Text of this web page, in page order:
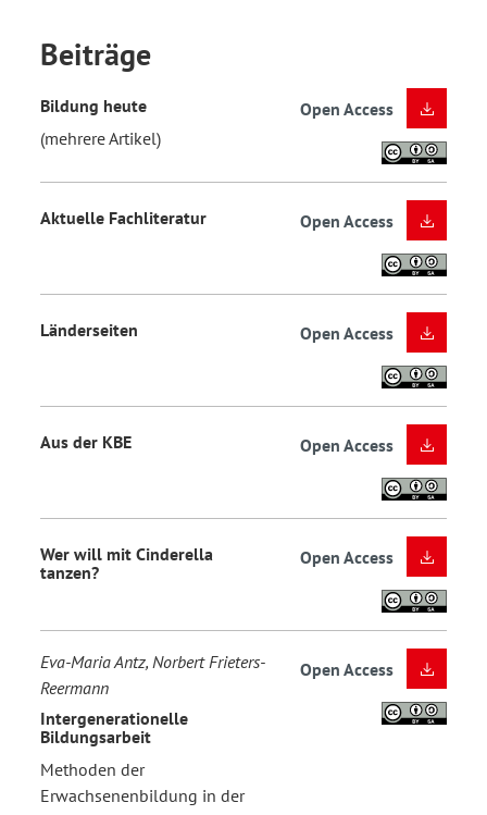
Beiträge
Bildung heute
(mehrere Artikel)
Open Access
Aktuelle Fachliteratur Open Access
Länderseiten Open Access
Aus der KBE Open Access
Wer will mit Cinderella
tanzen?
Open Access
Eva-Maria Antz, Norbert Frieters-
Reermann
Intergenerationelle
Bildungsarbeit
Methoden der
Erwachsenenbildung in der
Open Access